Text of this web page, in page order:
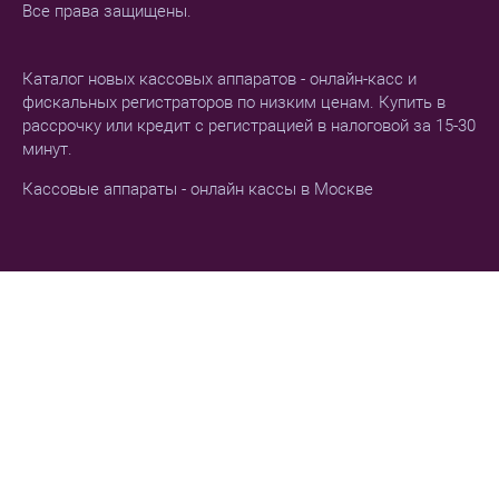
Все права защищены.
Каталог новых кассовых аппаратов - онлайн-касс и
фискальных регистраторов по низким ценам. Купить в
рассрочку или кредит с регистрацией в налоговой за 15-30
минут.
Кассовые аппараты - онлайн кассы в Москве